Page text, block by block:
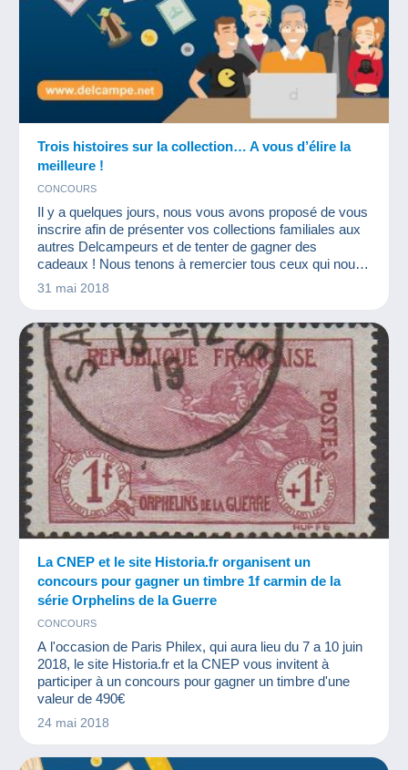
Trois histoires sur la collection… A vous d’élire la
meilleure !
CONCOURS
Il y a quelques jours, nous vous avons proposé de vous
inscrire afin de présenter vos collections familiales aux
autres Delcampeurs et de tenter de gagner des
cadeaux ! Nous tenons à remercier tous ceux qui nous
ont envoyé leur candidature : quel plaisir de constater
31 mai 2018
La CNEP et le site Historia.fr organisent un
concours pour gagner un timbre 1f carmin de la
série Orphelins de la Guerre
CONCOURS
A l'occasion de Paris Philex, qui aura lieu du 7 a 10 juin
2018, le site Historia.fr et la CNEP vous invitent à
participer à un concours pour gagner un timbre d'une
valeur de 490€
24 mai 2018